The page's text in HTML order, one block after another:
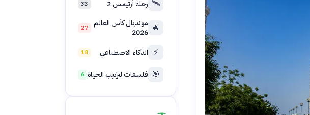
🛰️ رحلة أرتيمس 2 33
🔥 مونديال كأس العالم
2026
27
⚡ الذكاء الاصطناعي 18
🎯 فلسفات لترتيب الحياة 6